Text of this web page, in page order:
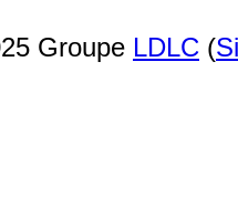
Groupe LDLC (